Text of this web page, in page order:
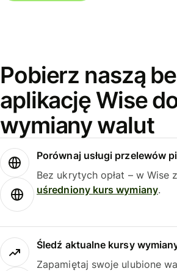
Pobierz naszą
aplikację Wise
wymiany walut
Porównaj usługi przelewów
Bez ukrytych opłat – w Wise
uśredniony kurs wymiany.
Śledź aktualne kursy
Zapamiętaj swoje ulubione